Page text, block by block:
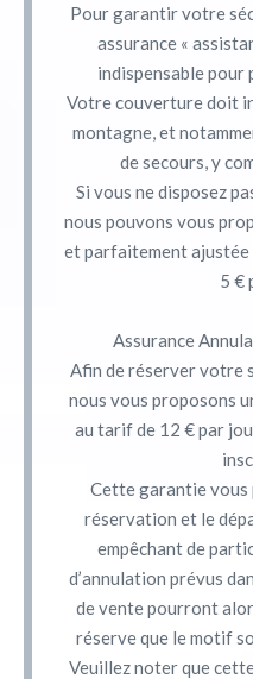
Pour garantir votre
assurance «
indispensable pour
Votre couverture doit
montagne, et
de secours, y
Si vous ne disposez
nous pouvons vous
et parfaitement
5 €
Assurance
Afin de réserver votre
nous vous proposons
au tarif de 12 € par
Cette garantie
réservation et le
empêchant de
d’annulation prévus
de vente pourront
réserve que le motif
Veuillez noter que